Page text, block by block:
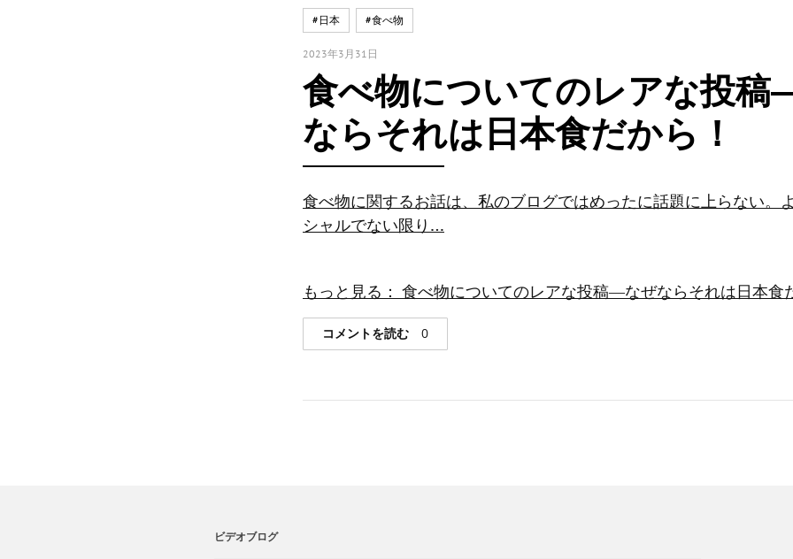
#日本 #食べ物
2023年3月31日
食べ物についてのレアな投
ならそれは日本食だから！
食べ物に関するお話は、私のブログではめったに話題に上らない。
シャルでない限り…
もっと見る： 食べ物についてのレアな投稿―なぜならそれは日本食
コメントを読む 0
ビデオブログ